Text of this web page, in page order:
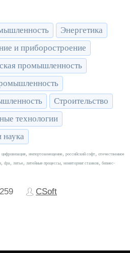
Энергетика
и приборостроение
промышленность
Строительство
технологии
наука
цифровизация импортозамещение российский софт
отечественное
dpa литье литейные процессы мониторинг станков
бизнес-
CSoft